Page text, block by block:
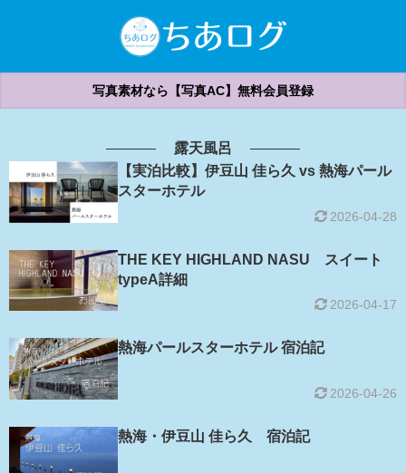
写真素材なら【写真AC】無料会員登録
露天風呂
【実泊比較】伊豆山 佳ら久 vs 熱海パール
スターホテル
2026-04-28
THE KEY HIGHLAND NASU スイート
typeA詳細
2026-04-17
熱海パールスターホテル 宿泊記
2026-04-26
熱海・伊豆山 佳ら久 宿泊記